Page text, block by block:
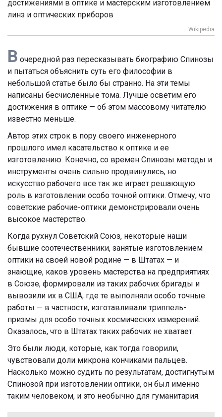
достижениями в оптике и мастерским изготовлением
линз и оптических приборов
Wikipedia
В очередной раз пересказывать биографию Спинозы
и пытаться объяснить суть его философии в
небольшой статье было бы странно. На эти темы
написаны бесчисленные тома. Лучше осветим его
достижения в оптике — об этом массовому читателю
известно меньше.
Автор этих строк в пору своего инженерного
прошлого имел касательство к оптике и ее
изготовлению. Конечно, со времен Спинозы методы и
инструменты очень сильно продвинулись, но
искусство рабочего все так же играет решающую
роль в изготовлении особо точной оптики. Отмечу, что
советские рабочие-оптики демонстрировали очень
высокое мастерство.
Когда рухнул Советский Союз, некоторые наши
бывшие соотечественники, занятые изготовлением
оптики на своей новой родине — в Штатах — и
знающие, каков уровень мастерства на предприятиях
в Союзе, формировали из таких рабочих бригады и
вывозили их в США, где те выполняли особо точные
работы — в частности, изготавливали триппель-
призмы для особо точных космических измерений.
Оказалось, что в Штатах таких рабочих не хватает.
Это были люди, которые, как тогда говорили,
чувствовали доли микрона кончиками пальцев.
Насколько можно судить по результатам, достигнутым
Спинозой при изготовлении оптики, он был именно
таким человеком, и это необычно для гуманитария.